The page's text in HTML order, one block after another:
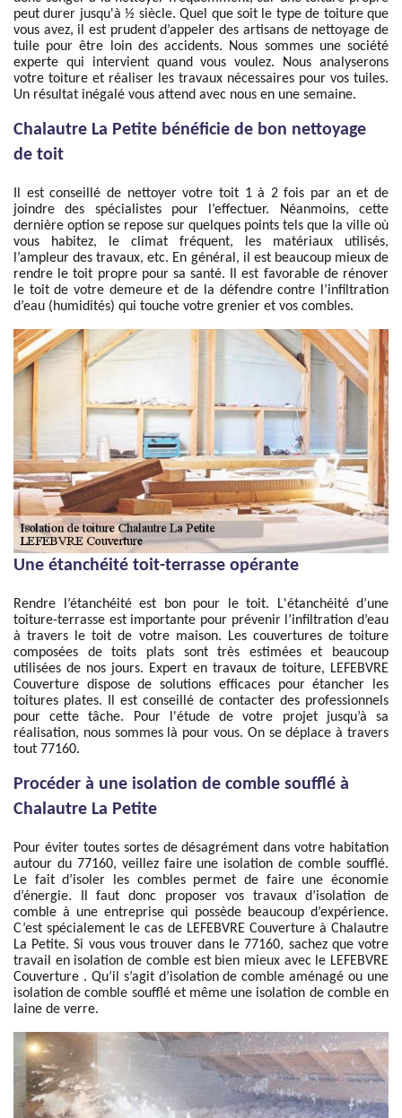
peut durer jusqu'à ½ siècle. Quel que soit le type de toiture que
vous avez, il est prudent d’appeler des artisans de nettoyage de
tuile pour être loin des accidents. Nous sommes une société
experte qui intervient quand vous voulez. Nous analyserons
votre toiture et réaliser les travaux nécessaires pour vos tuiles.
Un résultat inégalé vous attend avec nous en une semaine.
Chalautre La Petite bénéficie de bon nettoyage
de toit
Il est conseillé de nettoyer votre toit 1 à 2 fois par an et de
joindre des spécialistes pour l’effectuer. Néanmoins, cette
dernière option se repose sur quelques points tels que la ville où
vous habitez, le climat fréquent, les matériaux utilisés,
l’ampleur des travaux, etc. En général, il est beaucoup mieux de
rendre le toit propre pour sa santé. Il est favorable de rénover
le toit de votre demeure et de la défendre contre l’infiltration
d’eau (humidités) qui touche votre grenier et vos combles.
Une étanchéité toit-terrasse opérante
Rendre l’étanchéité est bon pour le toit. L'étanchéité d’une
toiture-terrasse est importante pour prévenir l’infiltration d’eau
à travers le toit de votre maison. Les couvertures de toiture
composées de toits plats sont très estimées et beaucoup
utilisées de nos jours. Expert en travaux de toiture, LEFEBVRE
Couverture dispose de solutions efficaces pour étancher les
toitures plates. Il est conseillé de contacter des professionnels
pour cette tâche. Pour l'étude de votre projet jusqu’à sa
réalisation, nous sommes là pour vous. On se déplace à travers
tout 77160.
Procéder à une isolation de comble soufflé à
Chalautre La Petite
Pour éviter toutes sortes de désagrément dans votre habitation
autour du 77160, veillez faire une isolation de comble soufflé.
Le fait d’isoler les combles permet de faire une économie
d’énergie. Il faut donc proposer vos travaux d’isolation de
comble à une entreprise qui possède beaucoup d’expérience.
C’est spécialement le cas de LEFEBVRE Couverture à Chalautre
La Petite. Si vous vous trouver dans le 77160, sachez que votre
travail en isolation de comble est bien mieux avec le LEFEBVRE
Couverture . Qu’il s’agit d’isolation de comble aménagé ou une
isolation de comble soufflé et même une isolation de comble en
laine de verre.